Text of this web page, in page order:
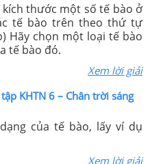
thước một số tế bào ở
tế bào đó.
Xem lời giải
KHTN 6 – Chân trời sáng
của tế bào, lấy ví dụ
Xem lời giải